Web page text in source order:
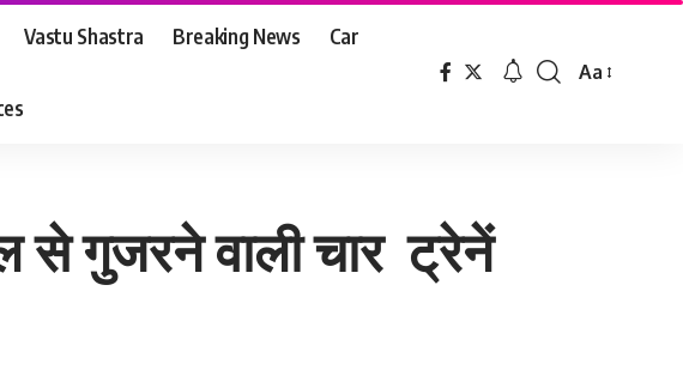
Vastu Shastra Breaking News Car
Font
Aa
से गुजरने वाली चार ट्रेनें